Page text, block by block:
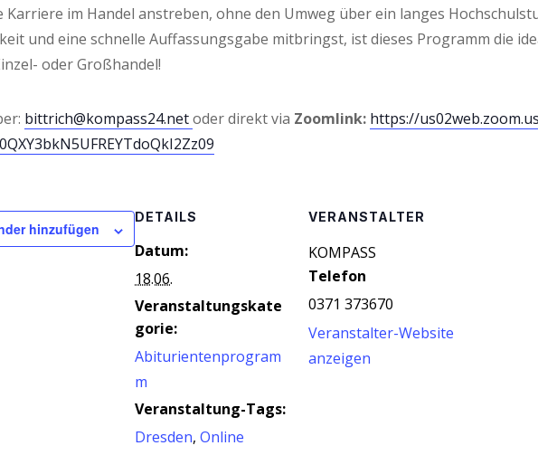
Kar­rie­re im Han­del anstre­ben, ohne den Umweg über ein lan­ges
und eine schnel­le Auf­fas­sungs­ga­be mit­bringst, ist die­ses Pro­gramm die
oder Großhandel!
bittrich@kompass24.netoder direkt via Zoom­link: https://
hinzufügen
DETAILS
Datum:
18.06.
Veranstaltungskate
gorie:
Abiturientenprogram
m
Veranstaltung-Tags:
Dresden, Online
VERANSTALTER
KOM­PASS
Telefon
0371 373670
Veranstalter-Website
anzeigen